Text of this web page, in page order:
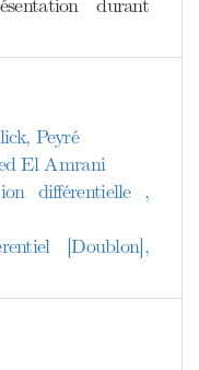
durant
Peyré
El Amrani
différentielle ,
[Doublon],